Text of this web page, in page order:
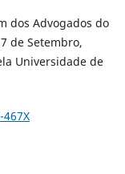
dos Advogados do
de Setembro,
Universidade de